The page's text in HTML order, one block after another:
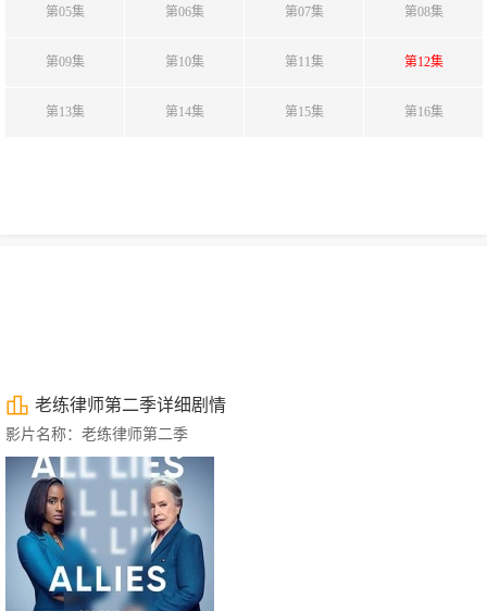
第05集 第06集 第07集 第08集
第09集 第10集 第11集 第12集
第13集 第14集 第15集 第16集
老练律师第二季详细剧情
影片名称：老练律师第二季